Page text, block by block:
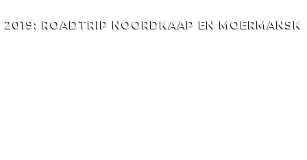
2019: ROADTRIP NOORDKAAP EN MOERMANSK